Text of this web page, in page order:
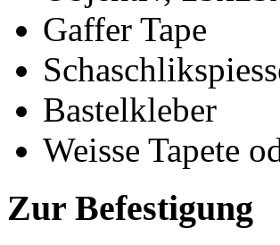
Gaffer Tape
Bastelkleber
Weisse Tapete
Zur Befestigung